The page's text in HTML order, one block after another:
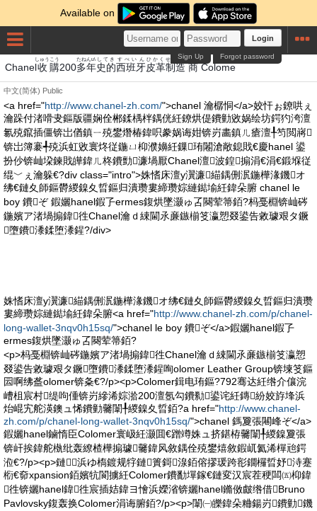
Available on
Login
Forgot password
Sign Up
Chanel收
しゅう
購
こう
200多年
たねんu\
史的
してき
西班牙
すぺいん
皮革
ひかく
制
せい
造
ぞう
商
しょう
Colome
中文(简体) Public
<a href="http://www.chanel-zh.com/">chanel 瀹樼恫</a>姣忓ぉ鐐哄ぇ
瀹跺付渚嗗叏鏂版疆娴佺郴鍒楀柈鍝侊紝鐐烘偍鐨勭敓娲绘坊鍔犳洿澶
氱殑鑹插僵锛岀偤鎮ㄧ殑鐢熸椿鍏呮豢娲诲姏锛岃畵鎮ㄦ瘡澶╀笉閲嶈
锛岀簿褰╃殑浜虹敓寰炵従鍦ㄩ枊濮嬶紝鏁珛闂滄敞鎴戝€慶hanel 鍙
扮仯锛屾垜鍊戝皣鍏ㄦ柊鐨勯濂堝厭Chanel澶波鍠搧涓€涓€鍛堢従
绲﹀ぇ瀹躲€?div class="intro">姝愭床澶у瀷濂緢鍝侀泦鍦樺湪鐖オ
绋€鏈夊師鏂欎緵鎳夊晢鏂归潰瓒婁締瓒婃縺鐑堬紝鍏朵腑 chanel le
boy 鐨ぞ 鍜孋hanel鍜孒ermes鍑烘墜灏ゅ叾闋荤箒銆?杩戞棩锛屾硶
鍦嬪ア渚堝搧鍏徃Chanel瀹ｄ綀閫氶亷鏃椾笅瀛愬叕鍙告敹璩艰タ鐝
墮鐨潻鍒堕潻鍟?/div>
姝愭床澶у瀷濂緢鍝侀泦鍦樺湪鐖オ绋€鏈夊師鏂欎緵鎳夊晢鏂归潰瓒
婁締瓒婃縺鐑堬紝鍏朵腑<a href="http://www.chanel-zh.com/p/chanel-
long-wallet-3nqv0h15sq/">chanel le boy 鐨ぞ</a>鍜孋hanel鍜孒
ermes鍑烘墜灏ゅ叾闋荤箒銆?
<p>杩戞棩锛屾硶鍦嬪ア渚堝搧鍏徃Chanel瀹ｄ綀閫氶亷鏃椾笅瀛愬
叕鍙告敹璩艰タ鐝墮鐨潻鍒堕潻鍟咰olomer Leather Group锛堜笅鏂
囩啊绋盋olomer锛夈€?/p><p>Colomer鍓电珛鏂?792骞达紝绺介儴浣
嶆柤宸村缇呴偅锛岃縿浠婃湁200澶氬勾鐨勬鍙诧紝鏄紛姣斿埄浜
炲崐宄舵渶鐭ュ悕鐨勭毊闈╀緵鎳夊晢銆?a href="http://www.chanel-
zh.com/p/chanel-long-wallet-3nqv0h15sq/">chanel 鎷夐張闀峰ぞ</a>
鍜孋hanel鏀惰臣Colomer寰岋紝灏囬€蹭竴姝ュ挤鍖栫毊闈╀緵鎳夐張
锛屽挨鍏舵槸纰轰繚楂樺搧璩毊鍏风敘鍝佺殑鐢熺敘鍜屼氦浠樿兘鍔
涖€?/p><p>鏈浜ゆ槗鍍规牸鏈簣鎶湶銆傛摎瑗跨彮鐗欏晢妤洔蹇
椼€奅xpansion銆嬪牨閬擄紝Colomer鐨勫墠鎵€鏈変汉宸茬稉闆㈤枊鍏
徃锛孋hanel鍏徃宸插姞鍏ヨ懀浜嬫渻锛孋hanel鏅傚皻绺借Bruno
Pavlovsky鍑轰换Colomer涓诲腑銆?/p><p>闈㈠皪鍏朵粬鍚岃鐨勭鐖